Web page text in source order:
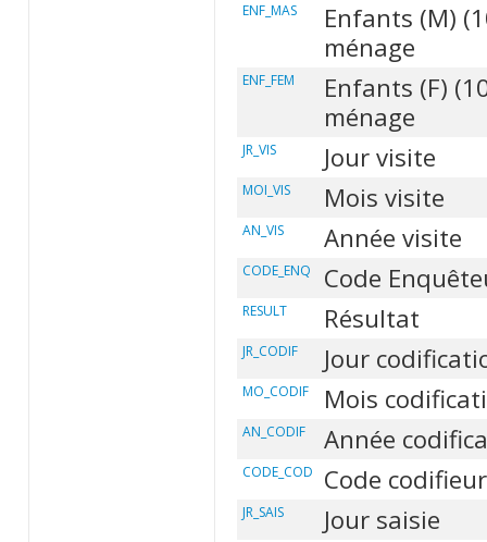
ENF_MAS
Enfants (M)
ménage
ENF_FEM
Enfants (F)
ménage
JR_VIS Jour visite
MOI_VIS Mois visite
AN_VIS Année visite
CODE_ENQ Code
RESULT Résultat
JR_CODIF Jour
MO_CODIF Mois
AN_CODIF Année
CODE_COD Code codifieur
JR_SAIS Jour saisie